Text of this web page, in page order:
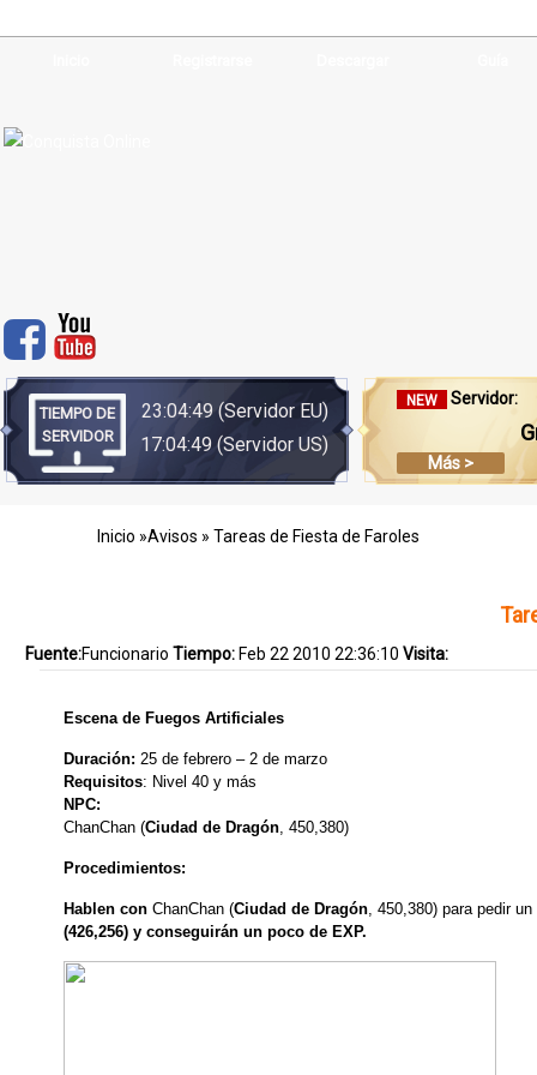
TIEMPO DE
SERVIDOR
23:04:50(Servidor EU)
17:04:50 (Servidor US)
NEW Servidor:
Más >
Inicio »Avisos » Tareas de Fiesta de Faroles
Fuente:Funcionario Tiempo: Feb 22 2010 22:36:10 Visita:
Escena de Fuegos Artificiales
Duración: 25 de febrero – 2 de marzo
Requisitos: Nivel 40 y más
NPC:
ChanChan (Ciudad de Dragón, 450,380)
Procedimientos:
Hablen con ChanChan (Ciudad de Dragón, 450,380) para pedir
(426,256) y conseguirán un poco de EXP.